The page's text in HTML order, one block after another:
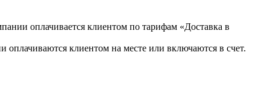
оплачивается клиентом по тарифам «Доставка в
оплачиваются клиентом на месте или включаются в счет.